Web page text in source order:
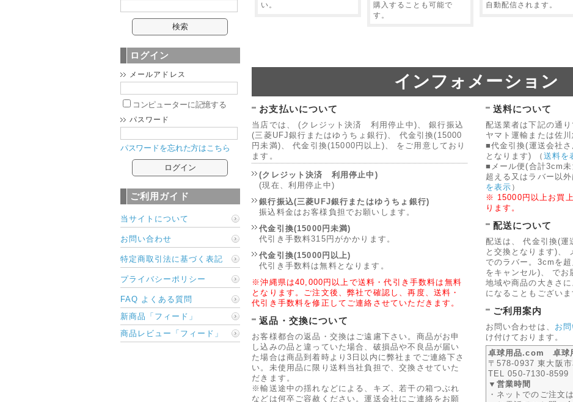
い。
購入することも可能で
す。
自動配信されます。
インフォメーション
お支払いについて
当店では、 (クレジット決済 利用停止中)、 銀行振込
(三菱UFJ銀行またはゆうちょ銀行)、 代金引換(15000
円未満)、 代金引換(15000円以上)、 をご用意しており
ます。
(クレジット決済 利用停止中)
(現在、利用停止中)
銀行振込(三菱UFJ銀行またはゆうちょ銀行)
振込料金はお客様負担でお願いします。
代金引換(15000円未満)
代引き手数料315円がかかります。
代金引換(15000円以上)
代引き手数料は無料となります。
※沖縄県は40,000円以上で送料・代引き手数料は無料
となります。ご注文後、弊社で確認し、再度、送料・
代引き手数料を修正してご連絡させていただきます。
返品・交換について
お客様都合の返品・交換はご遠慮下さい。商品がお申
し込みの品と違っていた場合、破損品や不良品が届い
た場合は商品到着時より3日以内に弊社までご連絡下さ
い。未使用品に限り送料当社負担で、交換させていた
だきます。
※輸送途中の揺れなどによる、キズ、若干の箱つぶれ
などは何卒ご容赦ください。運送会社にご連絡をお願
送料について
配送業者は下記の通り
ヤマト運輸または佐川
■代金引換(運送会社
となります)
（ 送料を
■メール便(合計3cm
超える又はラバー以
を表示 ）
※ 15000円以上お買
ります。
配送について
配送は、 代金引換(運
と交換となります)、
でのラバー。3cmを
をキャンセル)、 でお
地域や商品の大きさ
になることもござい
ご利用案内
お問い合わせは、 お
け付けております。
卓球用品.com 卓球
〒578-0937 東大阪
TEL 050-7130-8599
▼営業時間
・ネットでのご注文
ログイン
メールアドレス
コンピューターに記憶する
パスワード
パスワードを忘れた方はこちら
ご利用ガイド
当サイトについて
お問い合わせ
特定商取引法に基づく表記
プライバシーポリシー
FAQ よくある質問
新商品「フィード」
商品レビュー「フィード」